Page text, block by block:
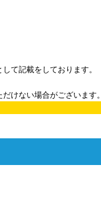
て記載をしております。
けない場合がございます。